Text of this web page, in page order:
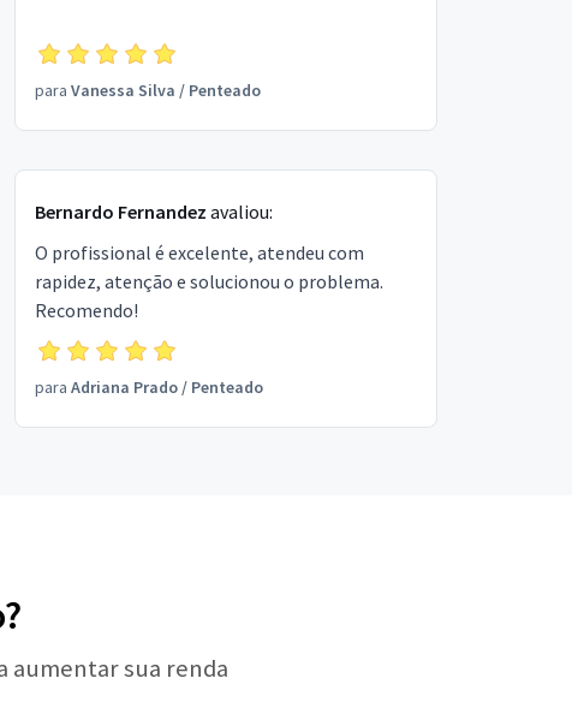
para Vanessa Silva / Penteado
Bernardo Fernandez avaliou:
O profissional é excelente, atendeu com
rapidez, atenção e solucionou o problema.
Recomendo!
para Adriana Prado/ Penteado
aumentar sua renda